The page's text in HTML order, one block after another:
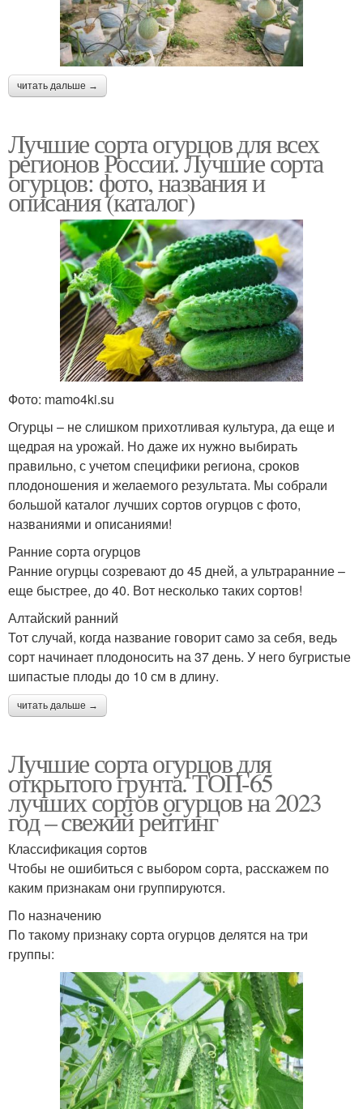
читать дальше →
Лучшие сорта огурцов для всех
регионов России. Лучшие сорта
огурцов: фото, названия и
описания (каталог)
Фото: mamo4ki.su
Огурцы – не слишком прихотливая культура, да еще и
щедрая на урожай. Но даже их нужно выбирать
правильно, с учетом специфики региона, сроков
плодоношения и желаемого результата. Мы собрали
большой каталог лучших сортов огурцов с фото,
названиями и описаниями!
Ранние сорта огурцов
Ранние огурцы созревают до 45 дней, а ультраранние –
еще быстрее, до 40. Вот несколько таких сортов!
Алтайский ранний
Тот случай, когда название говорит само за себя, ведь
сорт начинает плодоносить на 37 день. У него бугристые
шипастые плоды до 10 см в длину.
читать дальше →
Лучшие сорта огурцов для
открытого грунта. ТОП-65
лучших сортов огурцов на 2023
год – свежий рейтинг
Классификация сортов
Чтобы не ошибиться с выбором сорта, расскажем по
каким признакам они группируются.
По назначению
По такому признаку сорта огурцов делятся на три
группы: